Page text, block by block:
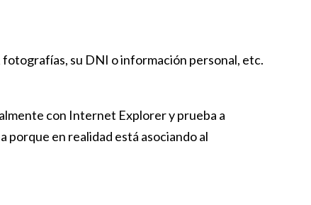
su DNI o información personal, etc.
con Internet Explorer y prueba a
porque en realidad está asociando al